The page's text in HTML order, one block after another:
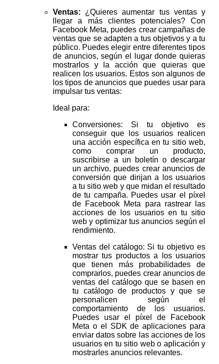
Ventas: ¿Quieres aumentar tus ventas y
llegar a más clientes potenciales? Con
Facebook Meta, puedes crear campañas de
ventas que se adapten a tus objetivos y a tu
público. Puedes elegir entre diferentes tipos
de anuncios, según el lugar donde quieras
mostrarlos y la acción que quieras que
realicen los usuarios. Estos son algunos de
los tipos de anuncios que puedes usar para
impulsar tus ventas:
Ideal para:
Conversiones: Si tu objetivo es
conseguir que los usuarios realicen
una acción específica en tu sitio web,
como comprar un producto,
suscribirse a un boletín o descargar
un archivo, puedes crear anuncios de
conversión que dirijan a los usuarios
a tu sitio web y que midan el resultado
de tu campaña. Puedes usar el píxel
de Facebook Meta para rastrear las
acciones de los usuarios en tu sitio
web y optimizar tus anuncios según el
rendimiento.
Ventas del catálogo: Si tu objetivo es
mostrar tus productos a los usuarios
que tienen más probabilidades de
comprarlos, puedes crear anuncios de
ventas del catálogo que se basen en
tu catálogo de productos y que se
personalicen según el
comportamiento de los usuarios.
Puedes usar el píxel de Facebook
Meta o el SDK de aplicaciones para
enviar datos sobre las acciones de los
usuarios en tu sitio web o aplicación y
mostrarles anuncios relevantes.